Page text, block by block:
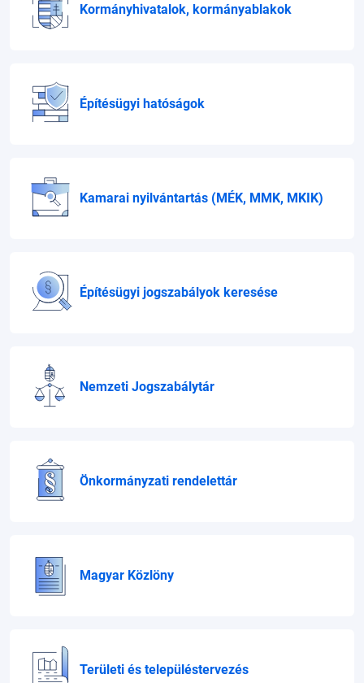
Kormányhivatalok, kormányablakok
Építésügyi hatóságok
Kamarai nyilvántartás (MÉK, MMK, MKIK)
Építésügyi jogszabályok keresése
Nemzeti Jogszabálytár
Önkormányzati rendelettár
Magyar Közlöny
Területi és településtervezés